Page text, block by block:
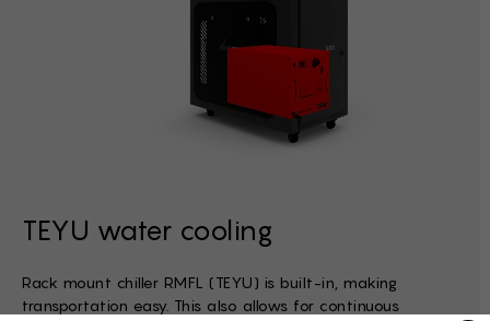
TEYU water cooling
Rack mount chiller RMFL (TEYU) is built-in, making
transportation easy. This also allows for continuous